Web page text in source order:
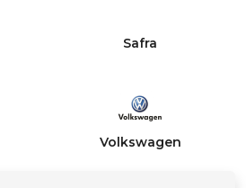
Safra
Volkswagen